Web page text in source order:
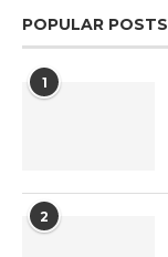
POPULAR POSTS
1
2